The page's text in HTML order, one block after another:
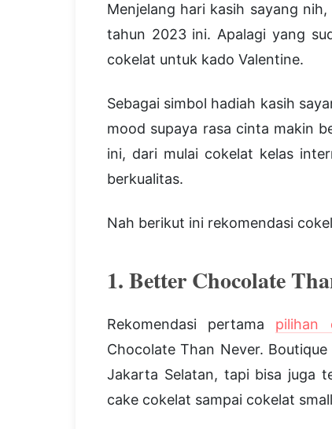
Menjelang hari kasih sayang
tahun 2023 ini. Apalagi yang
cokelat untuk kado Valentine.
Sebagai simbol hadiah kasih
mood supaya rasa cinta makin
ini, dari mulai cokelat kelas
berkualitas.
Nah berikut ini rekomendasi
1. Better Chocolate
Rekomendasi pertama pilihan
Chocolate Than Never.
Jakarta Selatan, tapi bisa juga
cake cokelat sampai cokelat